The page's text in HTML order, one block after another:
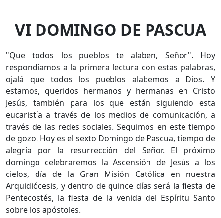
VI DOMINGO DE PASCUA
"Que todos los pueblos te alaben, Señor". Hoy
respondíamos a la primera lectura con estas palabras,
ojalá que todos los pueblos alabemos a Dios. Y
estamos, queridos hermanos y hermanas en Cristo
Jesús, también para los que están siguiendo esta
eucaristía a través de los medios de comunicación, a
través de las redes sociales. Seguimos en este tiempo
de gozo. Hoy es el sexto Domingo de Pascua, tiempo de
alegría por la resurrección del Señor. El próximo
domingo celebraremos la Ascensión de Jesús a los
cielos, día de la Gran Misión Católica en nuestra
Arquidiócesis, y dentro de quince días será la fiesta de
Pentecostés, la fiesta de la venida del Espíritu Santo
sobre los apóstoles.